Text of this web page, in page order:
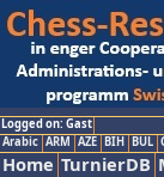
Logged on: Gast
Arabic ARM AZE BIH BUL
Home TurnierDB